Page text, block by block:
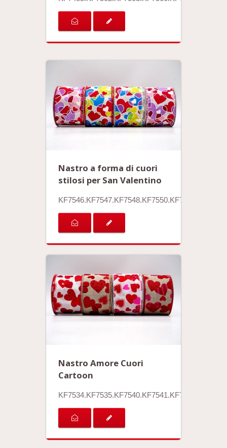
Nastro a forma di cuori
stilosi per San Valentino
Nastro Amore Cuori
Cartoon
KF7534.KF7535.KF7540.KF7541.KF7542.KF7543